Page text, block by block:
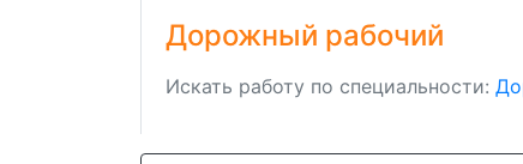
Дорожный рабочий
Искать работу по специальности: